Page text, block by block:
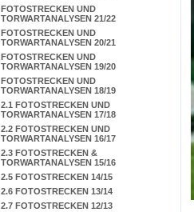
FOTOSTRECKEN UND
TORWARTANALYSEN 21/22
FOTOSTRECKEN UND
TORWARTANALYSEN 20/21
FOTOSTRECKEN UND
TORWARTANALYSEN 19/20
FOTOSTRECKEN UND
TORWARTANALYSEN 18/19
2.1 FOTOSTRECKEN UND
TORWARTANALYSEN 17/18
2.2 FOTOSTRECKEN UND
TORWARTANALYSEN 16/17
2.3 FOTOSTRECKEN &
TORWARTANALYSEN 15/16
2.5 FOTOSTRECKEN 14/15
2.6 FOTOSTRECKEN 13/14
2.7 FOTOSTRECKEN 12/13